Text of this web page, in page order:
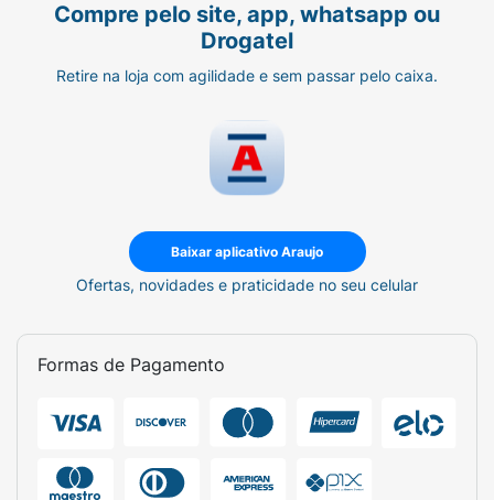
Compre pelo site, app, whatsapp ou
Drogatel
Retire na loja com agilidade e sem passar pelo caixa.
Baixar aplicativo Araujo
Ofertas, novidades e praticidade no seu celular
Formas de Pagamento